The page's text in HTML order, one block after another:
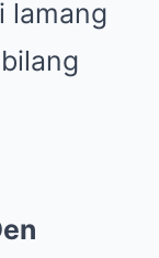
lamang